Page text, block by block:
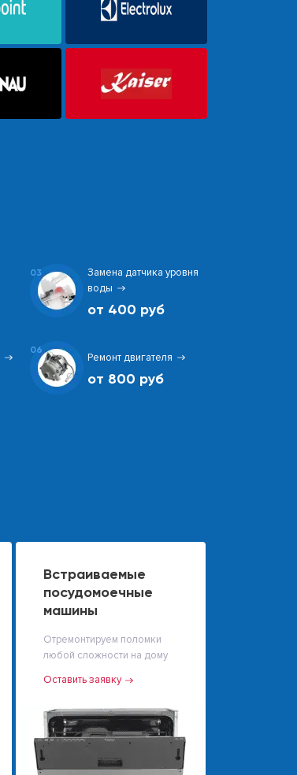
03
Замена датчика уровня
воды
от 400 руб
06
Ремонт двигателя
от 800 руб
Встраиваемые
посудомоечные
машины
Отремонтируем поломки
любой сложности на дому
Оставить заявку